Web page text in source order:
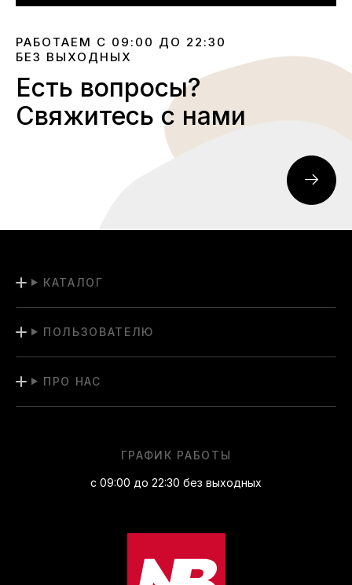
РАБОТАЕМ С 09:00 ДО 22:30
БЕЗ ВЫХОДНЫХ
Есть вопросы?
Свяжитесь с нами
КАТАЛОГ
ПОЛЬЗОВАТЕЛЮ
ПРО НАС
ГРАФИК РАБОТЫ
с 09:00 до 22:30 без выходных